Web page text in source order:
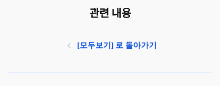
관련 내용
[모두보기] 로 돌아가기